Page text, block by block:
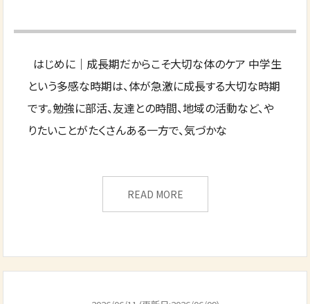
はじめに｜成長期だからこそ大切な体のケア 中学生
という多感な時期は、体が急激に成長する大切な時期
です。勉強に部活、友達との時間、地域の活動など、や
りたいことがたくさんある一方で、気づかな
READ MORE